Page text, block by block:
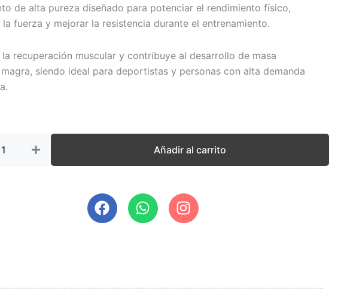
de alta pureza diseñado para potenciar el rendimiento físico,
la fuerza y mejorar la resistencia durante el entrenamiento.
la recuperación muscular y contribuye al desarrollo de masa
siendo ideal para deportistas y personas con alta demanda
Añadir al carrito
F
a
o
W
h
p
I
n
r